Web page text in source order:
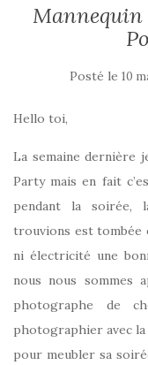
Mannequin
Posté le 10
Hello toi,
La semaine dernière
Party mais en fait
pendant la soirée,
trouvions est tombée
ni électricité une
nous nous sommes
photographe de
photographier avec
pour meubler sa